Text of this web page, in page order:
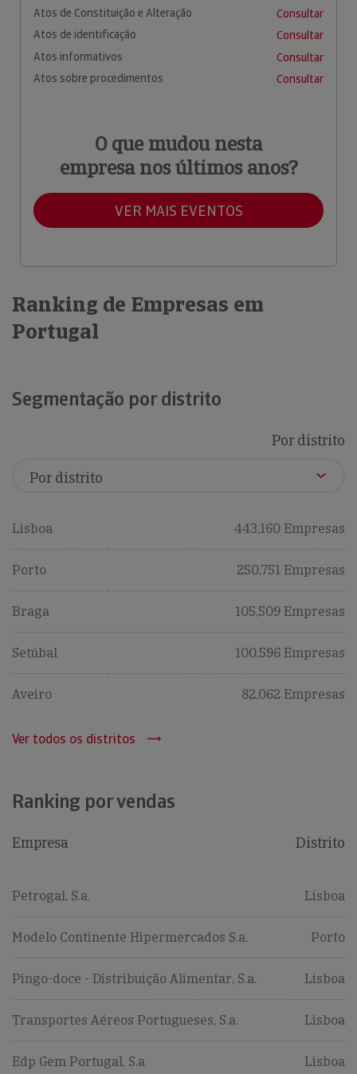
Atos de Constituição e Alteração
Consultar
Atos de identificação
Consultar
Atos informativos
Consultar
Atos sobre procedimentos
Consultar
O que mudou nesta
empresa nos últimos anos?
VER MAIS EVENTOS
Ranking de Empresas em
Portugal
Segmentação por distrito
Por distrito
Lisboa 443,160 Empresas
Porto 250,751 Empresas
Braga 105,509 Empresas
Setúbal 100,596 Empresas
Aveiro 82,062 Empresas
Ver todos os distritos
Ranking por vendas
Empresa Distrito
Petrogal, S.a. Lisboa
Modelo Continente Hipermercados S.a. Porto
Pingo-doce - Distribuição Alimentar, S.a. Lisboa
Transportes Aéreos Portugueses, S.a. Lisboa
Edp Gem Portugal, S.a Lisboa